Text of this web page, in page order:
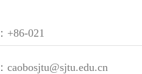
+86-021
caobosjtu@sjtu.edu.cn